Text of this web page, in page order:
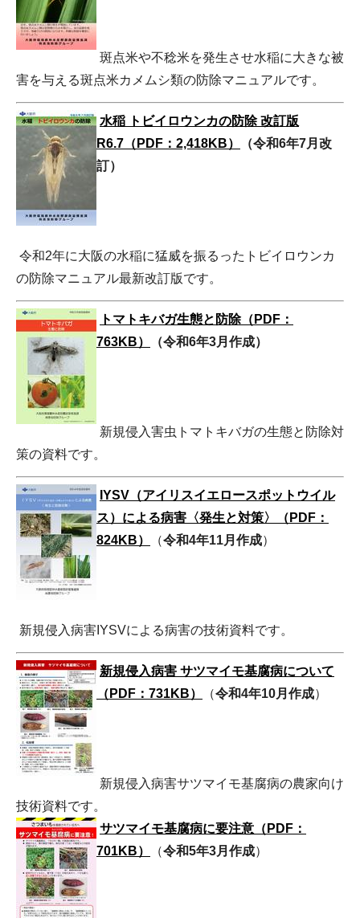
斑点米や不稔米を発生させ水稲に大きな被
害を与える斑点米カメムシ類の防除マニュアルです。
水稲 トビイロウンカの防除 改訂版
R6.7（PDF：2,418KB）
（令和6年7月改
訂）
令和2年に大阪の水稲に猛威を振るったトビイロウンカ
の防除マニュアル最新改訂版です。
トマトキバガ生態と防除（PDF：
763KB）
（令和6年3月作成）
新規侵入害虫トマトキバガの生態と防除対
策の資料です。
IYSV（アイリスイエロースポットウイル
ス）による病害〈発生と対策〉（PDF：
824KB）
（令和4年11月作成）
新規侵入病害IYSVによる病害の技術資料です。
新規侵入病害 サツマイモ基腐病について
（PDF：731KB）
（令和4年10月作成）
新規侵入病害サツマイモ基腐病の農家向け
技術資料です。
サツマイモ基腐病に要注意（PDF：
701KB）
（令和5年3月作成）